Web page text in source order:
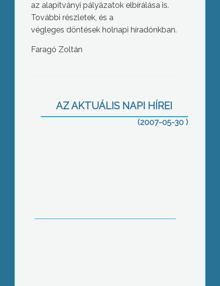
az alapítványi pályázatok elbírálása is.
További részletek, és a
végleges döntések holnapi híradónkban.
Faragó Zoltán
AZ AKTUÁLIS NAPI HÍREI
(2007-05-30 )